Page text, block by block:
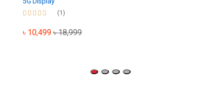
(1)
৳ 10,499 ৳ 18,999